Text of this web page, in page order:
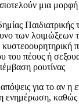
μια
των
του πέους ή
ρουτίνας
για το αν
ενημέρωση,